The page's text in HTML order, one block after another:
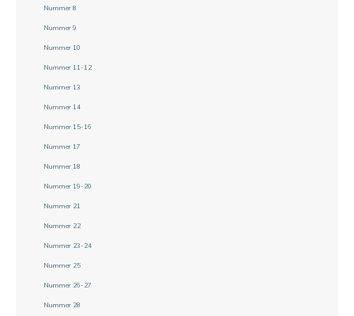
Nummer 8
Nummer 9
Nummer 10
Nummer 11-12
Nummer 13
Nummer 14
Nummer 15-16
Nummer 17
Nummer 18
Nummer 19-20
Nummer 21
Nummer 22
Nummer 23-24
Nummer 25
Nummer 26-27
Nummer 28